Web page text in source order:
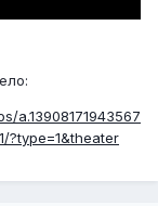
a.13908171943567
?type=1&theater